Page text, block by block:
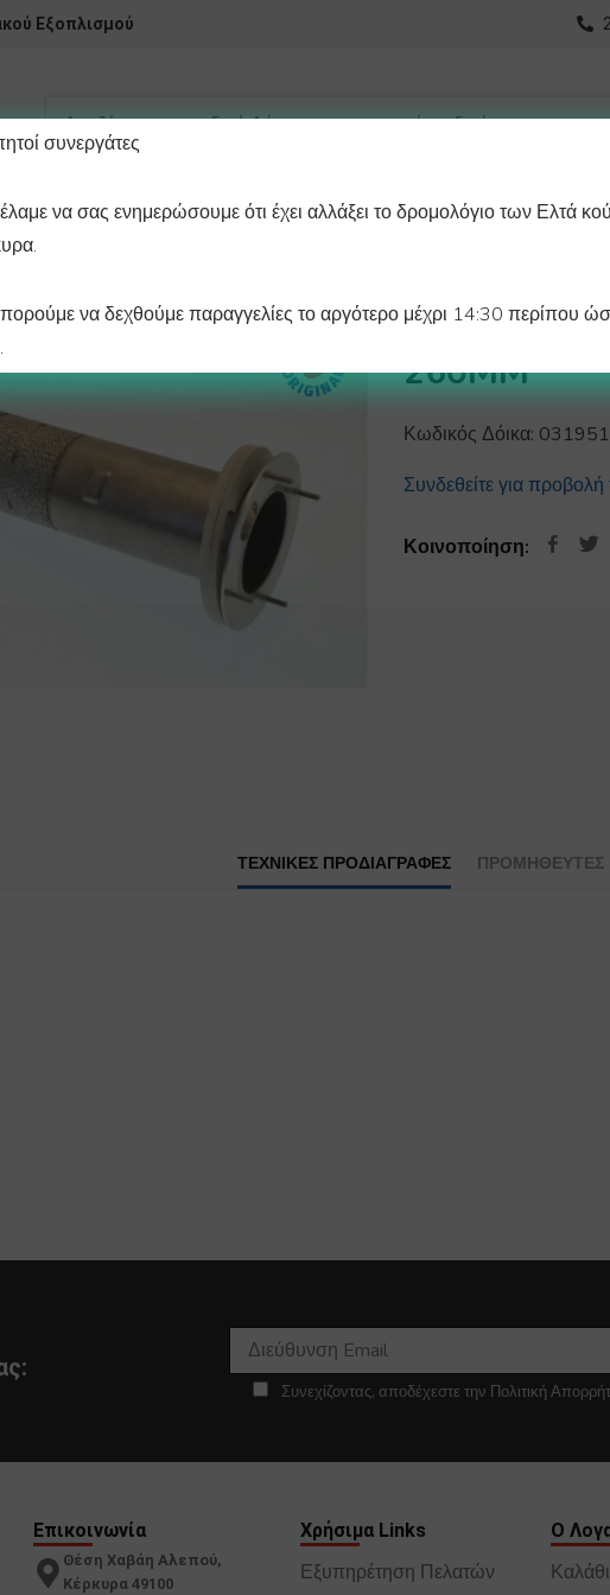
Εξοπλισμού
Προϊόντα Προχωρημένη Αναζήτηση Διαγράμματα
260MM
Κωδικός Δόικα:
Συνδεθείτε για προβολή
Κοινοποίηση:
ΤΕΧΝΙΚΕΣ ΠΡΟΔΙΑΓΡΑΦΕΣ ΠΡΟΜΗΘΕΥΤΕΣ
Συνεχίζοντας, αποδέχεστε την Πολιτική
Επικοινωνία
Θέση Χαβάη Αλεπού,
Κέρκυρα 49100
Χρήσιμα Links
Εξυπηρέτηση Πελατών
Ο
συνεργάτες
να σας ενημερώσουμε ότι έχει αλλάξει το δρομολόγιο των Ελτά
να δεχθούμε παραγγελίες το αργότερο μέχρι 14:30 περίπου